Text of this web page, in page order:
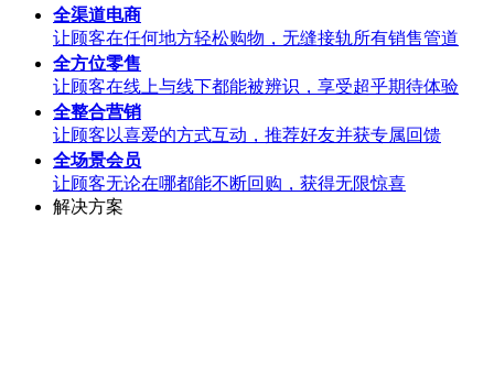
全渠道电商
让顾客在任何地方轻松购物，无缝接轨所有销售管道
全方位零售
让顾客在线上与线下都能被辨识，享受超乎期待体验
全整合营销
让顾客以喜爱的方式互动，推荐好友并获专属回馈
全场景会员
让顾客无论在哪都能不断回购，获得无限惊喜
解决方案